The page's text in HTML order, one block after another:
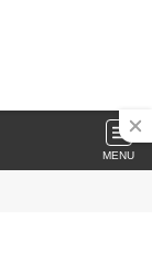
MENU